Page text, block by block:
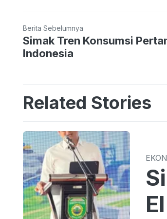
Berita Sebelumnya
Simak Tren Konsumsi
Indonesia
Related Stories